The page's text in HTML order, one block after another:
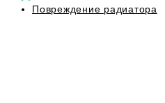
Повреждение радиатора